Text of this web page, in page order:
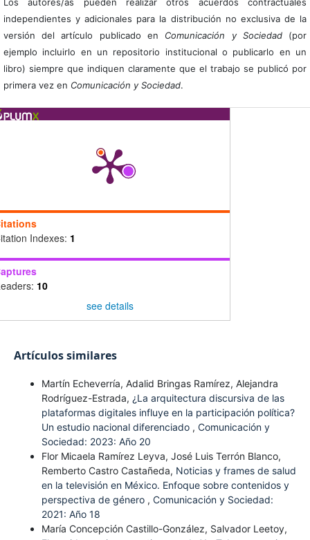
independientes y adicionales para la distribución no exclusiva de la
versión del artículo publicado en Comunicación y Sociedad(por
ejemplo incluirlo en un repositorio institucional o publicarlo en un
libro) siempre que indiquen claramente que el trabajo se publicó por
primera vez en Comunicación y Sociedad.
Indexes: 1
10
see details
Artículos similares
Martín Echeverría, Adalid Bringas Ramírez, Alejandra
Rodríguez-Estrada, ¿La arquitectura discursiva de las
plataformas digitales influye en la participación política?
Un estudio nacional diferenciado , Comunicación y
Sociedad: 2023: Año 20
Flor Micaela Ramírez Leyva, José Luis Terrón Blanco,
Remberto Castro Castañeda, Noticias y frames de salud
en la televisión en México. Enfoque sobre contenidos y
perspectiva de género , Comunicación y Sociedad:
2021: Año 18
María Concepción Castillo-González, Salvador Leetoy,